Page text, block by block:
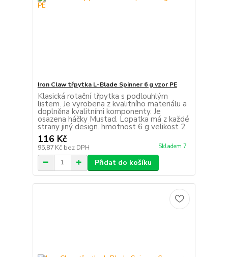
Iron Claw třpytka L-Blade Spinner 6 g vzor PE
Klasická rotační třpytka s podlouhlým
listem. Je vyrobena z kvalitního materiálu a
doplněna kvalitními komponenty. Je
osazena háčky Mustad. Lopatka má z každé
strany jiný design. hmotnost 6 g velikost 2
116 Kč
95,87 Kč bez DPH Skladem 7
Přidat do košíku